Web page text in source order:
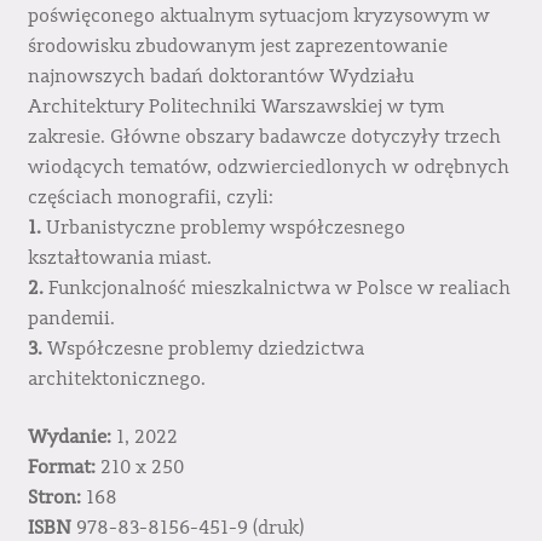
poświęconego aktualnym sytuacjom kryzysowym w
środowisku zbudowanym jest zaprezentowanie
najnowszych badań doktorantów Wydziału
Architektury Politechniki Warszawskiej w tym
zakresie. Główne obszary badawcze dotyczyły trzech
wiodących tematów, odzwierciedlonych w odrębnych
częściach monografii, czyli:
1.Urbanistyczne problemy współczesnego
kształtowania miast.
2. Funkcjonalność mieszkalnictwa w Polsce w realiach
pandemii.
3. Współczesne problemy dziedzictwa
architektonicznego.
Wydanie:1, 2022
Format:210 x 250
Stron:168
ISBN978-83-8156-451-9 (druk)